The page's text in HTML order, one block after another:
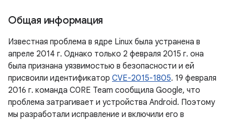
Общая информация
Известная проблема в ядре Linux была устранена в
апреле 2014 г. Однако только 2 февраля 2015 г. она
была признана уязвимостью в безопасности и ей
присвоили идентификатор CVE-2015-1805. 19 февраля
2016 г. команда C0RE Team сообщила Google, что
проблема затрагивает и устройства Android. Поэтому
мы разработали исправление и включили его в